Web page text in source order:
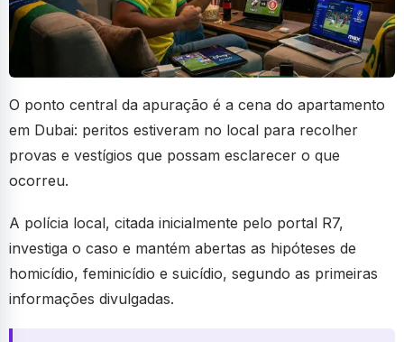
O ponto central da apuração é a cena do apartamento
em Dubai: peritos estiveram no local para recolher
provas e vestígios que possam esclarecer o que
ocorreu.
A polícia local, citada inicialmente pelo portal R7,
investiga o caso e mantém abertas as hipóteses de
homicídio, feminicídio e suicídio, segundo as primeiras
informações divulgadas.